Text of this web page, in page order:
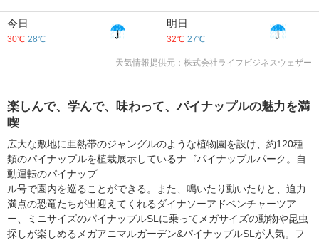
今日
30℃ 28℃
明日
32℃ 27℃
天気情報提供元：株式会社ライフビジネスウェザー
楽しんで、学んで、味わって、パイナップルの魅力を満
喫
広大な敷地に亜熱帯のジャングルのような植物園を設け、約120種
類のパイナップルを植栽展示しているナゴパイナップルパーク。自
動運転のパイナップ
ル号で園内を巡ることができる。また、鳴いたり動いたりと、迫力
満点の恐竜たちが出迎えてくれるダイナソーアドベンチャーツア
ー、ミニサイズのパイナップルSLに乗ってメガサイズの動物や昆虫
探しが楽しめるメガアニマルガーデン&パイナップルSLが人気。フ